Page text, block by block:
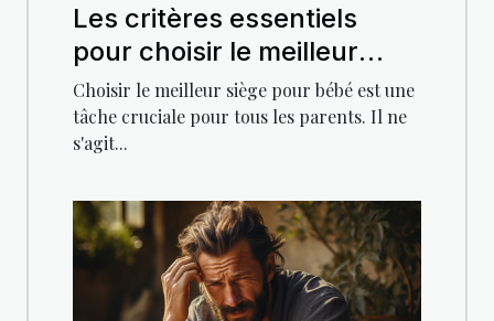
Les critères essentiels
pour choisir le meilleur
siège pour bébé
Choisir le meilleur siège pour bébé est une
tâche cruciale pour tous les parents. Il ne
s'agit...